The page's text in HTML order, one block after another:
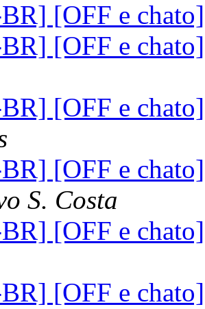
[OFF e
[OFF e
[OFF e
[OFF e
S. Costa
[OFF e
[OFF e